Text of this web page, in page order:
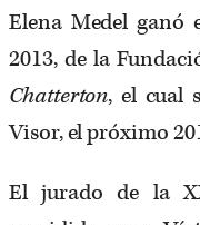
Elena Medel ganó
2013, de la
Chatterton, el cual
Visor, el próximo
El jurado de la